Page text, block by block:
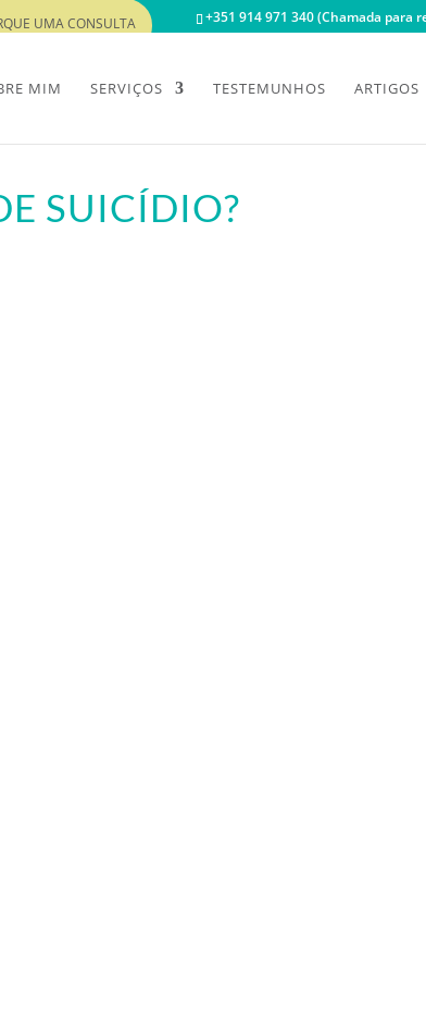
+351 914 971 340 (Chamada para
UMA CONSULTA
MIM SERVIÇOS TESTEMUNHOS ARTIGOS
SUICÍDIO?